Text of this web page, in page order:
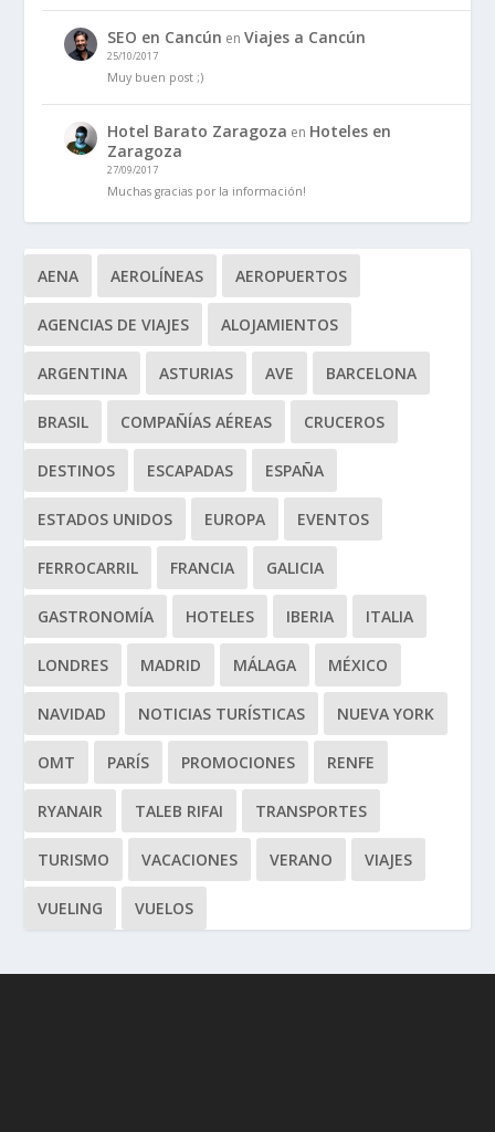
SEO en Cancún enViajes a Cancún
25/10/2017
Muy buen post ;)
Hotel Barato Zaragoza en Hoteles en
Zaragoza
27/09/2017
Muchas gracias por la información!
AENA AEROLÍNEAS AEROPUERTOS
AGENCIAS DE VIAJES ALOJAMIENTOS
ARGENTINA ASTURIAS AVE BARCELONA
BRASIL COMPAÑÍAS AÉREAS CRUCEROS
DESTINOS ESCAPADAS ESPAÑA
ESTADOS UNIDOS EUROPA EVENTOS
FERROCARRIL FRANCIA GALICIA
GASTRONOMÍA HOTELES IBERIA ITALIA
LONDRES MADRID MÁLAGA MÉXICO
NAVIDAD NOTICIAS TURÍSTICAS NUEVA YORK
OMT PARÍS PROMOCIONES RENFE
RYANAIR TALEB RIFAI TRANSPORTES
TURISMO VACACIONES VERANO VIAJES
VUELING VUELOS